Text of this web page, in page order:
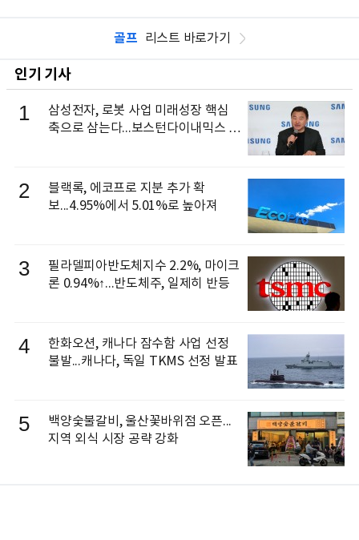
골프 리스트 바로가기
인기 기사
1
삼성전자, 로봇 사업 미래성장 핵심
축으로 삼는다...보스턴다이내믹스 출
2
블랙록, 에코프로 지분 추가 확
보...4.95%에서 5.01%로 높아져
3
필라델피아반도체지수 2.2%, 마이크
론 0.94%↑...반도체주, 일제히 반등
4
한화오션, 캐나다 잠수함 사업 선정
불발...캐나다, 독일 TKMS 선정 발표
5
백양숯불갈비, 울산꽃바위점 오픈...
지역 외식 시장 공략 강화